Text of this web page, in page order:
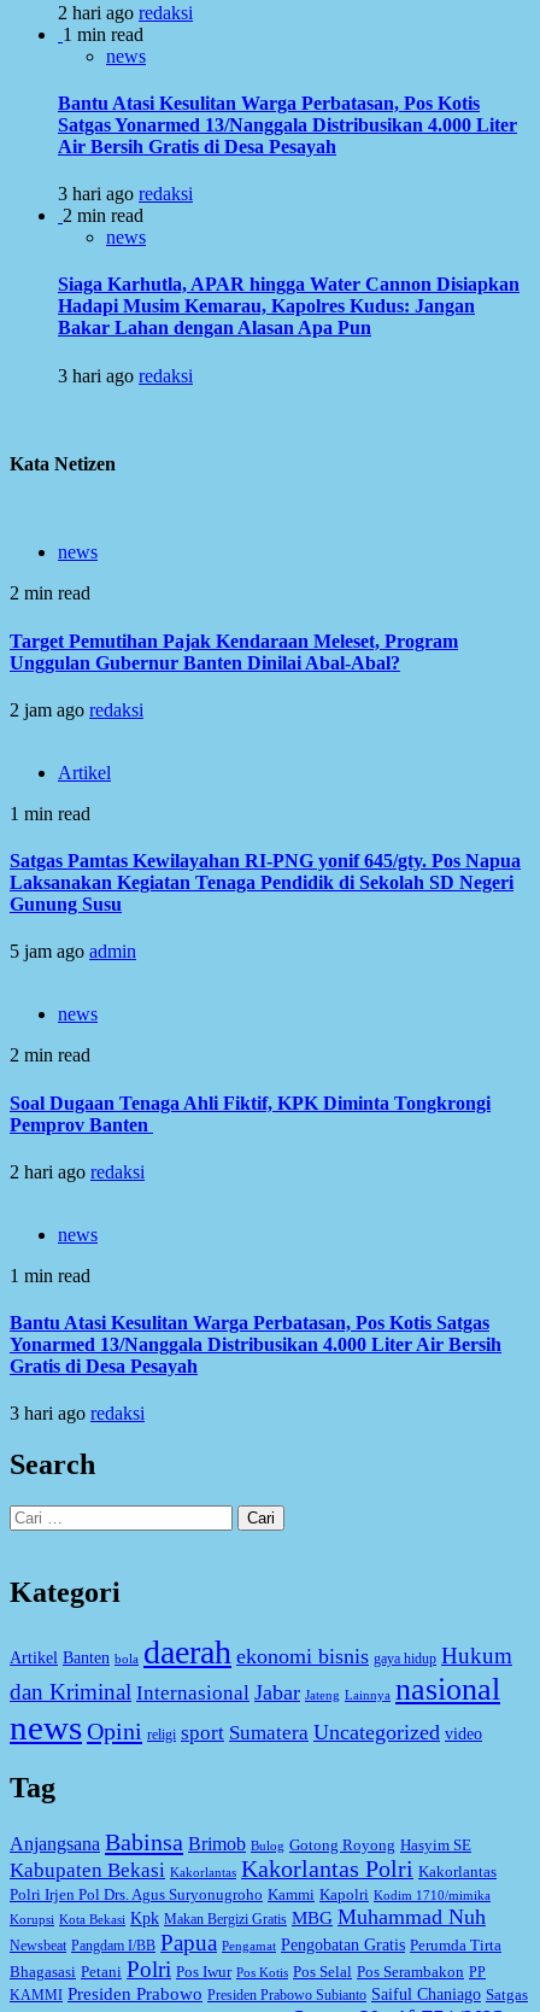
2 hari ago redaksi
1 min read
news
Bantu Atasi Kesulitan Warga Perbatasan, Pos Kotis
Satgas Yonarmed 13/Nanggala Distribusikan 4.000 Liter
Air Bersih Gratis di Desa Pesayah
3 hari ago redaksi
2 min read
news
Siaga Karhutla, APAR hingga Water Cannon Disiapkan
Hadapi Musim Kemarau, Kapolres Kudus: Jangan
Bakar Lahan dengan Alasan Apa Pun
3 hari ago redaksi
Kata Netizen
news
2 min read
Target Pemutihan Pajak Kendaraan Meleset, Program
Unggulan Gubernur Banten Dinilai Abal-Abal?
2 jam ago redaksi
Artikel
1 min read
Satgas Pamtas Kewilayahan RI-PNG yonif 645/gty. Pos Napua
Laksanakan Kegiatan Tenaga Pendidik di Sekolah SD Negeri
Gunung Susu
5 jam ago admin
news
2 min read
Soal Dugaan Tenaga Ahli Fiktif, KPK Diminta Tongkrongi
Pemprov Banten
2 hari ago redaksi
news
1 min read
Bantu Atasi Kesulitan Warga Perbatasan, Pos Kotis Satgas
Yonarmed 13/Nanggala Distribusikan 4.000 Liter Air Bersih
Gratis di Desa Pesayah
3 hari ago redaksi
Search
Cari
untuk:
Kategori
Artikel Banten bola daerah ekonomi bisnis gaya hidup Hukum
dan Kriminal Internasional Jabar Jateng Lainnya nasional
newsOpini religi sport Sumatera Uncategorized video
Tag
Anjangsana Babinsa Brimob Bulog Gotong Royong Hasyim SE
Kabupaten Bekasi Kakorlantas Kakorlantas Polri Kakorlantas
Polri Irjen Pol Drs. Agus Suryonugroho Kammi Kapolri Kodim 1710/mimika
Korupsi Kota Bekasi Kpk Makan Bergizi Gratis MBG Muhammad Nuh
Newsbeat Pangdam I/BB Papua Pengamat Pengobatan Gratis Perumda Tirta
Bhagasasi Petani Polri Pos Iwur Pos Kotis Pos Selal Pos Serambakon PP
KAMMI Presiden Prabowo Presiden Prabowo Subianto Saiful Chaniago Satgas